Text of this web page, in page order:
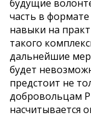
будущие
часть в
навыки на
такого
дальнейшие
будет
предстоит не
добровольцам
насчитывается